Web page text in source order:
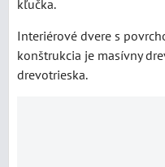
kľučka.
Interiérové dvere s
konštrukcia je masívny
drevotrieska.